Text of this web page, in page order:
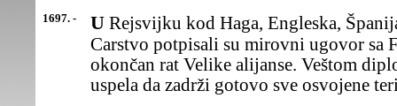
1697. - U Rejsvijku kod Haga, Engleska, Španija, Holandija i Nemačko
Carstvo potpisali su mirovni ugovor sa
okončan rat Velike alijanse. Veštom
uspela da zadrži gotovo sve osvojene